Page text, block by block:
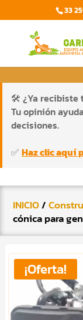
33
🛠️ ¿Ya recibiste
Tu opinión
decisiones.
✅ Haz clic aquí
INICIO/
cónica para
¡Oferta!